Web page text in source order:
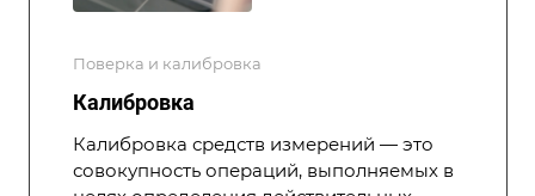
Поверка и калибровка
Калибровка
Калибровка средств измерений — это
совокупность операций, выполняемых в